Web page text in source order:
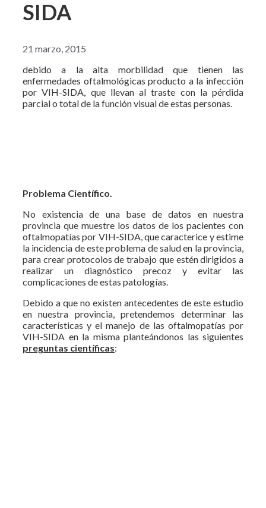
SIDA
21 marzo, 2015
debido a la alta morbilidad que tienen las
enfermedades oftalmológicas producto a la infección
por VIH-SIDA, que llevan al traste con la pérdida
parcial o total de la función visual de estas personas.
Problema Científico.
No existencia de una base de datos en nuestra
provincia que muestre los datos de los pacientes con
oftalmopatías por VIH-SIDA, que caracterice y estime
la incidencia de este problema de salud en la provincia,
para crear protocolos de trabajo que estén dirigidos a
realizar un diagnóstico precoz y evitar las
complicaciones de estas patologías.
Debido a que no existen antecedentes de este estudio
en nuestra provincia, pretendemos determinar las
características y el manejo de las oftalmopatías por
VIH-SIDA en la misma planteándonos las siguientes
preguntas científicas: